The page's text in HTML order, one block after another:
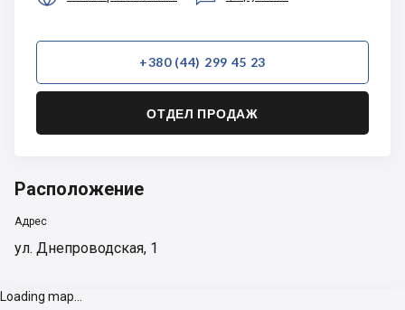
+380 (44) 299 45 23
ОТДЕЛ ПРОДАЖ
Расположение
Адрес
ул. Днепроводская, 1
Loading map...